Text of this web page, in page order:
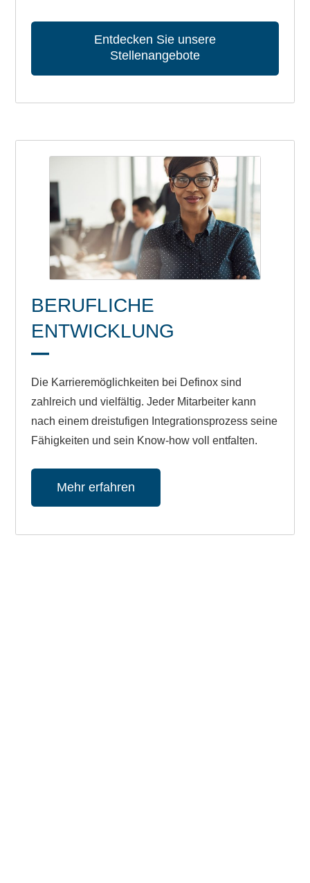
Entdecken Sie unsere
Stellenangebote
BERUFLICHE
ENTWICKLUNG
Die Karrieremöglichkeiten bei Definox sind
zahlreich und vielfältig. Jeder Mitarbeiter kann
nach einem dreistufigen Integrationsprozess seine
Fähigkeiten und sein Know-how voll entfalten.
Mehr erfahren